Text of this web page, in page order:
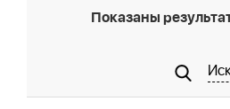
Показаны